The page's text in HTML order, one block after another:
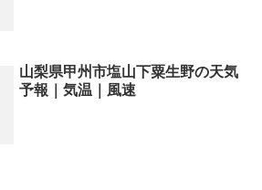
山梨県甲州市塩山下粟生野の天気
予報｜気温｜風速